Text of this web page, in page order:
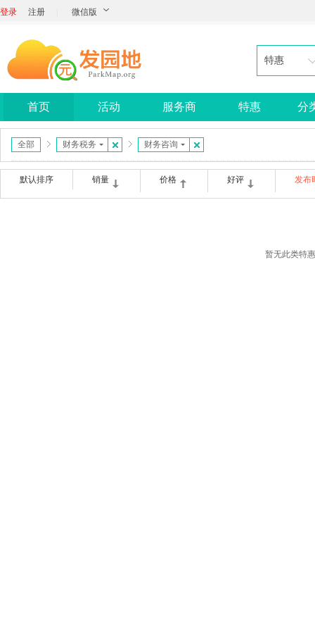
登录 注册 微信版
特惠
首页 活动 服务商 特惠 分
全部 财务税务 财务咨询
默认排序 销量 价格 好评 发布
暂无此类特